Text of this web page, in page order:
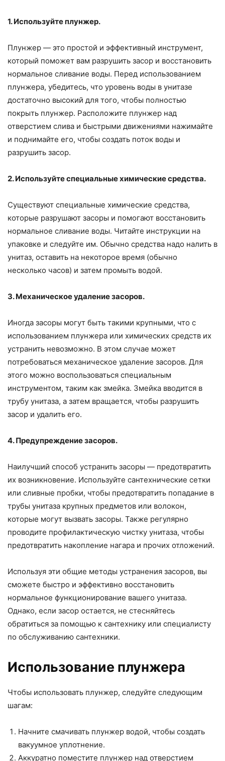
1. Используйте плунжер.
Плунжер — это простой и эффективный инструмент,
который поможет вам разрушить засор и восстановить
нормальное сливание воды. Перед использованием
плунжера, убедитесь, что уровень воды в унитазе
достаточно высокий для того, чтобы полностью
покрыть плунжер. Расположите плунжер над
отверстием слива и быстрыми движениями нажимайте
и поднимайте его, чтобы создать поток воды и
разрушить засор.
2. Используйте специальные химические средства.
Существуют специальные химические средства,
которые разрушают засоры и помогают восстановить
нормальное сливание воды. Читайте инструкции на
упаковке и следуйте им. Обычно средства надо налить в
унитаз, оставить на некоторое время (обычно
несколько часов) и затем промыть водой.
3. Механическое удаление засоров.
Иногда засоры могут быть такими крупными, что с
использованием плунжера или химических средств их
устранить невозможно. В этом случае может
потребоваться механическое удаление засоров. Для
этого можно воспользоваться специальным
инструментом, таким как змейка. Змейка вводится в
трубу унитаза, а затем вращается, чтобы разрушить
засор и удалить его.
4. Предупреждение засоров.
Наилучший способ устранить засоры — предотвратить
их возникновение. Используйте сантехнические сетки
или сливные пробки, чтобы предотвратить попадание в
трубы унитаза крупных предметов или волокон,
которые могут вызвать засоры. Также регулярно
проводите профилактическую чистку унитаза, чтобы
предотвратить накопление нагара и прочих отложений.
Используя эти общие методы устранения засоров, вы
сможете быстро и эффективно восстановить
нормальное функционирование вашего унитаза.
Однако, если засор остается, не стесняйтесь
обратиться за помощью к сантехнику или специалисту
по обслуживанию сантехники.
Использование плунжера
Чтобы использовать плунжер, следуйте следующим
шагам:
Начните смачивать плунжер водой, чтобы создать
вакуумное уплотнение.
Аккуратно поместите плунжер над отверстием